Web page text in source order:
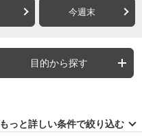
今週末
目的から探す
もっと詳しい条件で絞り込む